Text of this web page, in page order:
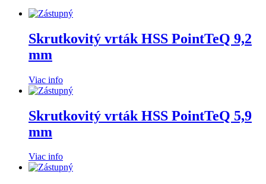
Skrutkovitý vrták HSS PointTeQ 9,2
mm
Viac info
Skrutkovitý vrták HSS PointTeQ 5,9
mm
Viac info